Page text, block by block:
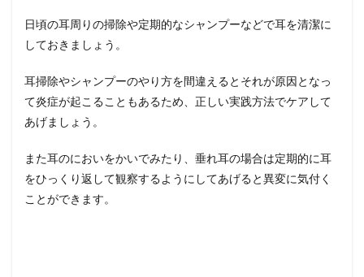
日頃の耳周りの掃除や定期的なシャンプーなどで耳を清潔に
しておきましょう。
耳掃除やシャンプーのやり方を間違えるとそれが原因となっ
て炎症が起こることもあるため、正しい実践方法でケアして
あげましょう。
また耳のにおいをかいでみたり、垂れ耳の場合は定期的に耳
をひっくり返して観察するようにしてあげると異変に気付く
ことができます。